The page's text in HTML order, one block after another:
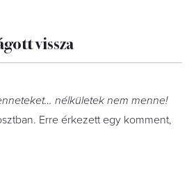
vissza
nélkületek nem menne!
Erre érkezett egy komment,